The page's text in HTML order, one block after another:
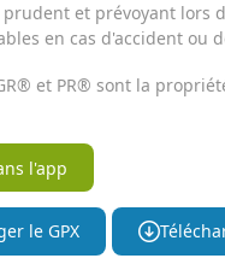
prudent et prévoyant lors
en cas d'accident ou
et PR® sont la
l'app
le GPX